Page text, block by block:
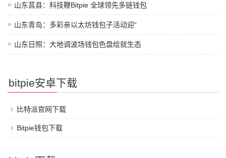
山东莒县：科技鞭Bitpie 全球领先多链钱包
山东青岛：多彩亲以太坊钱包子活动迎“
山东日照：大地调波场钱包色盘绘就生态
bitpie安卓下载
比特派官网下载
Bitpie钱包下载